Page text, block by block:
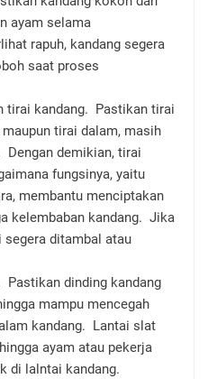
ayam selama
rapuh, kandang segera
saat proses
tirai kandang. Pastikan tirai
tirai dalam, masih
Dengan demikian, tirai
fungsinya, yaitu
membantu menciptakan
kelembaban kandang. Jika
ditambal atau
Pastikan dinding kandang
mampu mencegah
kandang. Lantai slat
ayam atau pekerja
di lalntai kandang.